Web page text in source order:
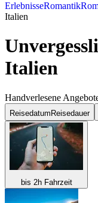
ErlebnisseRomantik
Italien
Italien
Handverlesene
Reisedatum Reisedauer
bis 2h Fahrzeit